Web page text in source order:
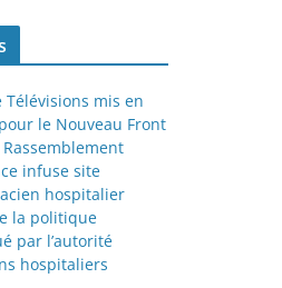
mis en
le Nouveau Front
infuse site
hospitalier
la politique
par l’autorité
hospitaliers